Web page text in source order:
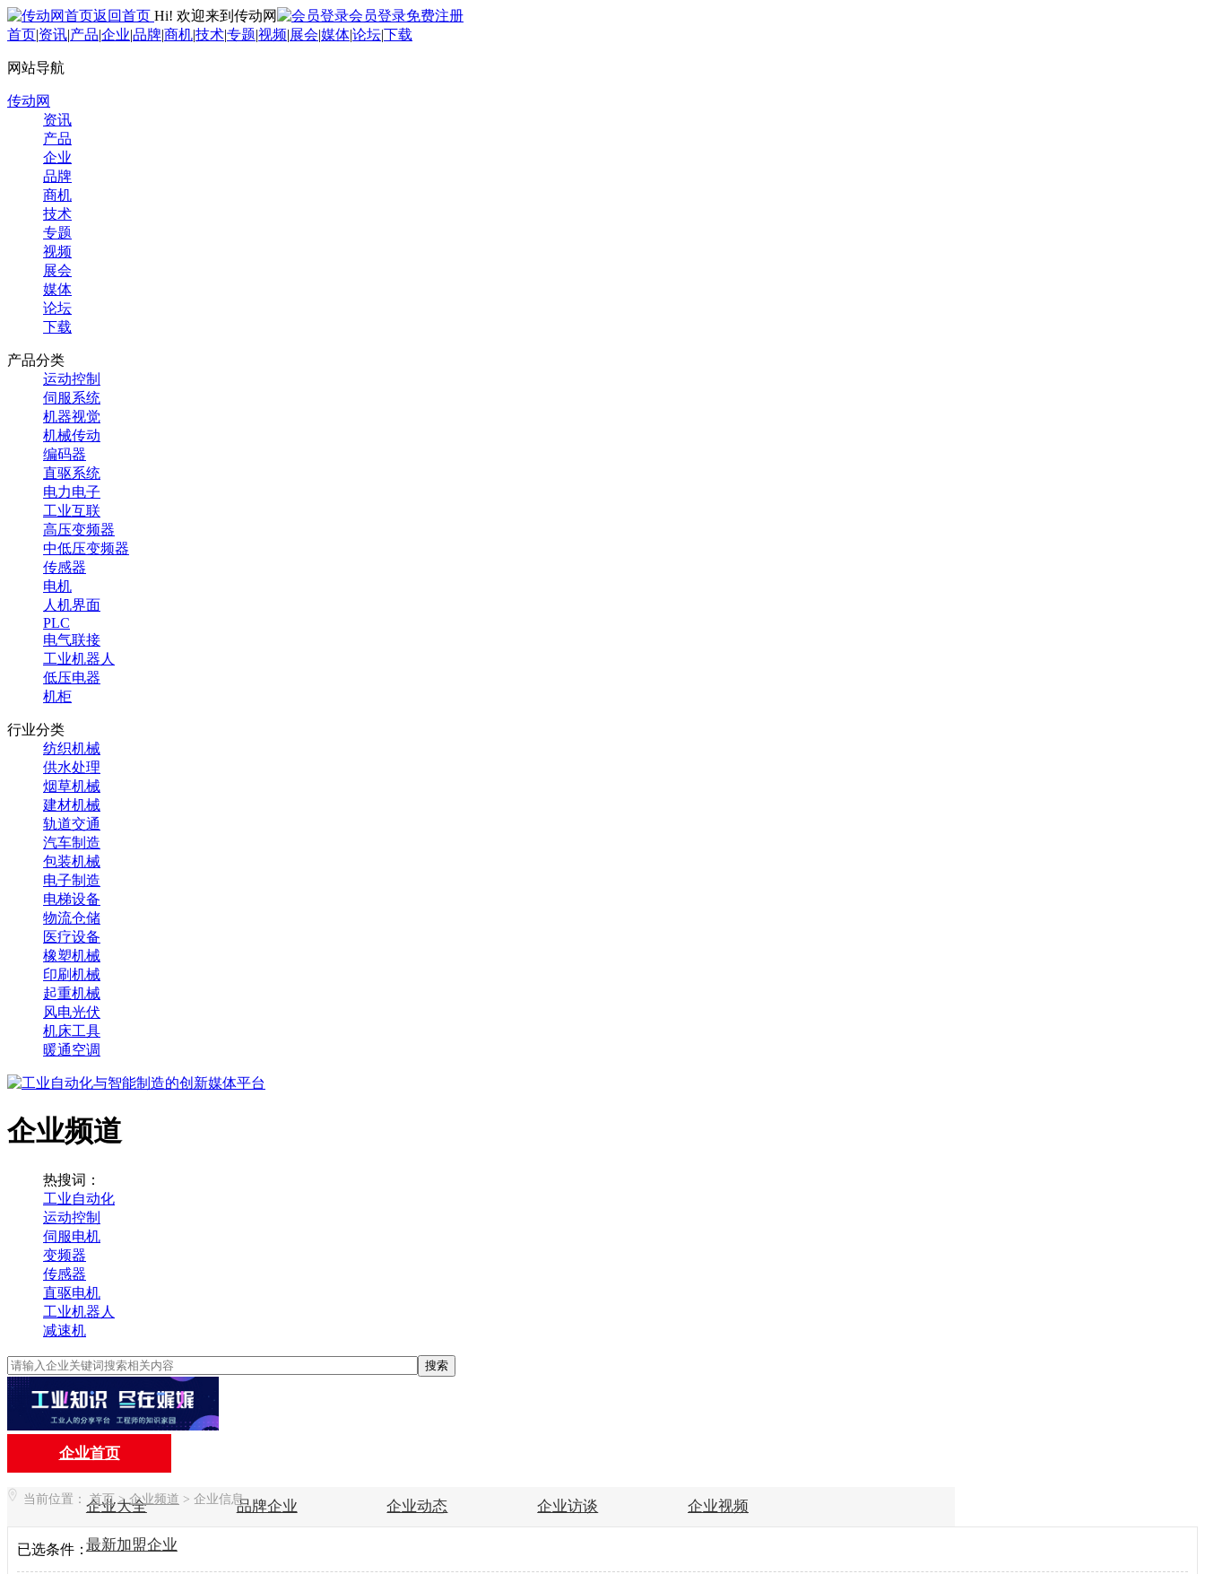
返回首页 Hi! 欢迎来到传动网 会员登录免费注册
首页|资讯|产品|企业|品牌|商机|技术|专题|视频|展会|媒体|论坛|下载
网站导航
传动网
资讯
产品
企业
品牌
商机
技术
专题
视频
展会
媒体
论坛
下载
产品分类
运动控制
伺服系统
机器视觉
机械传动
编码器
直驱系统
电力电子
工业互联
高压变频器
中低压变频器
传感器
电机
人机界面
PLC
电气联接
工业机器人
低压电器
机柜
行业分类
纺织机械
供水处理
烟草机械
建材机械
轨道交通
汽车制造
包装机械
电子制造
电梯设备
物流仓储
医疗设备
橡塑机械
印刷机械
起重机械
风电光伏
机床工具
暖通空调
企业频道
热搜词：
工业自动化
运动控制
伺服电机
变频器
传感器
直驱电机
工业机器人
减速机
搜索
企业首页
企业大全 品牌企业 企业动态 企业访谈 企业视频
最新加盟企业
当前位置： 首页 > 企业频道 > 企业信息
已选条件：